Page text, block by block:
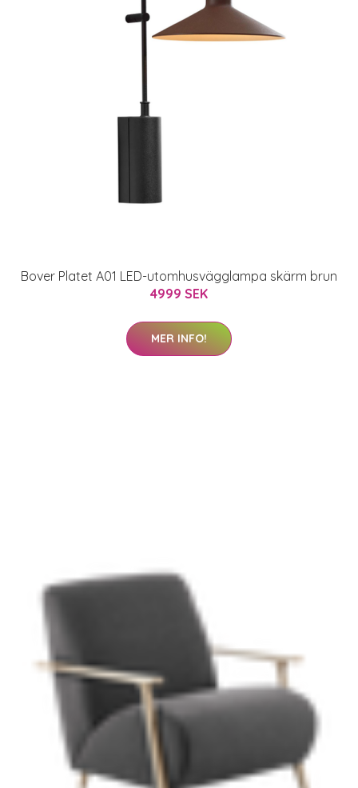
Bover Platet A01 LED-utomhusvägglampa skärm brun
4999 SEK
MER INFO!